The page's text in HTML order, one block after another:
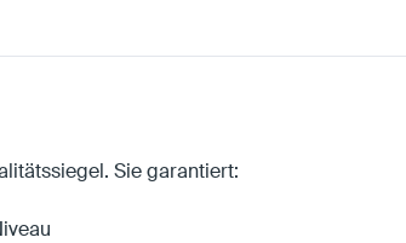
Sie garantiert: